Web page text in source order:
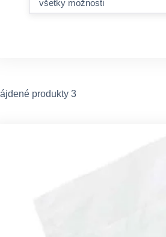
všetky možnosti
produkty 3